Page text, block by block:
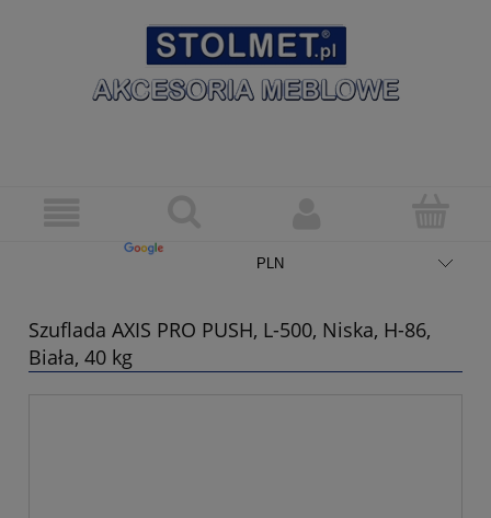
Szuflada AXIS PRO PUSH, L-500, Niska, H-86,
Biała, 40 kg